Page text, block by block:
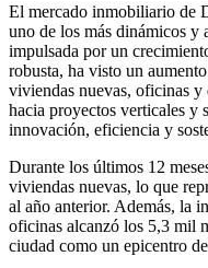
El mercado inmobiliario de
uno de los más dinámicos y
impulsada por un
robusta, ha visto un
viviendas nuevas, oficinas
hacia proyectos verticales y
innovación, eficiencia y
Durante los últimos 12
viviendas nuevas, lo que
al año anterior. Además, la
oficinas alcanzó los 5,3 mil
ciudad como un epicentro